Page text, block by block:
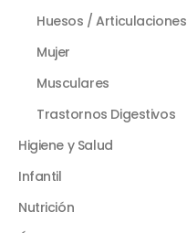
Huesos / Articulaciones
Mujer
Musculares
Trastornos Digestivos
Higiene y Salud
Infantil
Nutrición